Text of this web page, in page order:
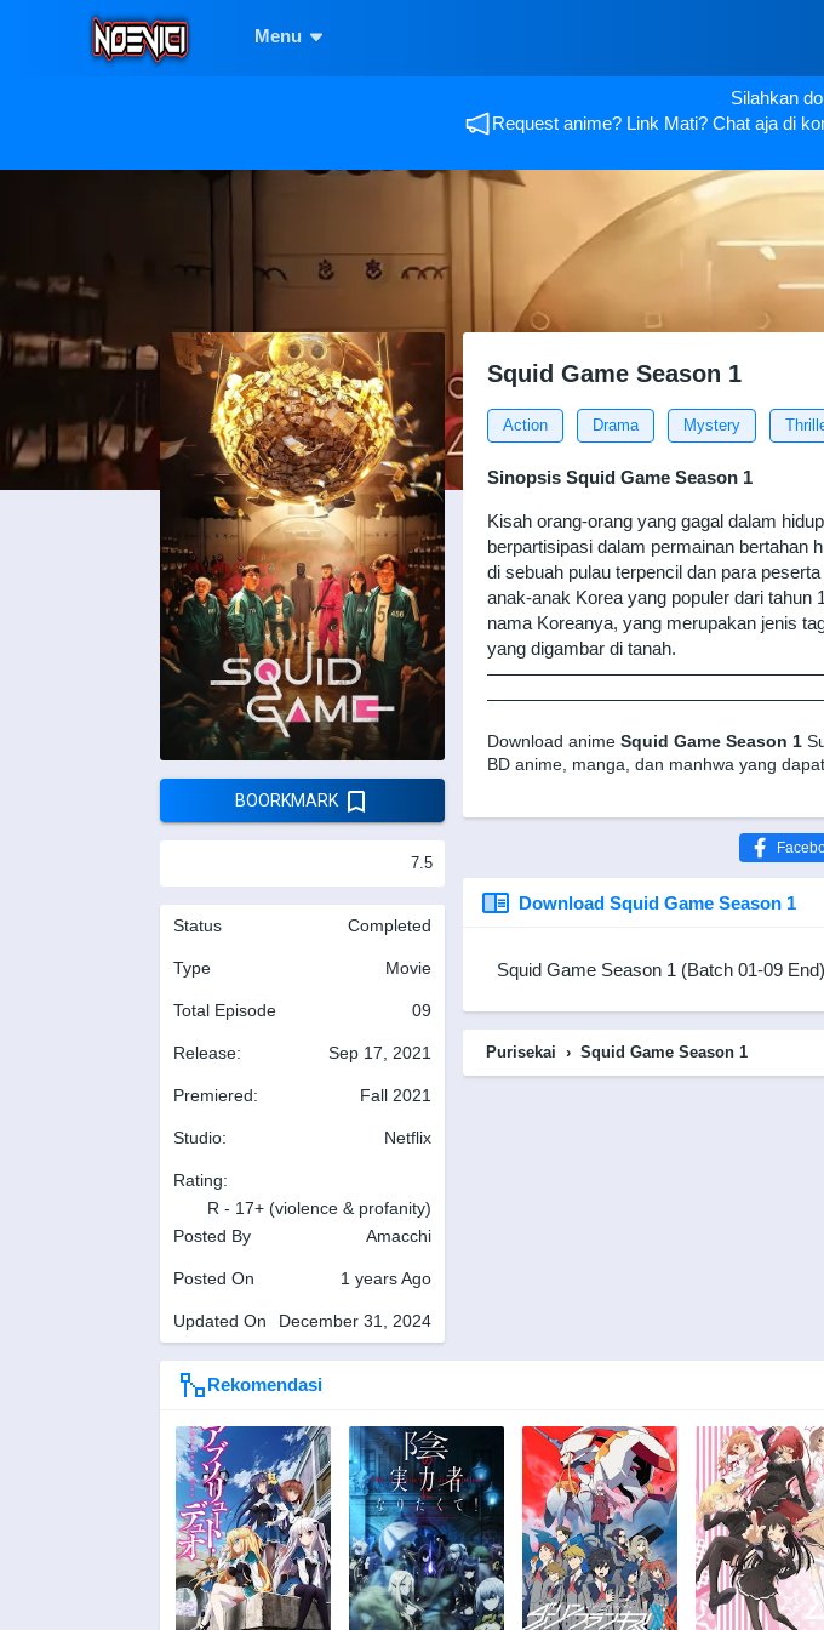
Menu
Silahkan
Request anime? Link Mati? Chat aja di
BOORKMARK
7.5
Status Completed
Type Movie
Total Episode 09
Release: Sep 17, 2021
Premiered: Fall 2021
Studio: Netflix
Rating:
R - 17+ (violence & profanity)
Posted By
Amacchi
Posted On 1 years Ago
Updated On December 31, 2024
Squid Game Season 1
Action Drama Mystery
Sinopsis Squid Game Season 1
Kisah orang-orang yang gagal dalam
berpartisipasi dalam permainan bertahan
di sebuah pulau terpencil dan para
anak-anak Korea yang populer dari tahun
nama Koreanya, yang merupakan jenis
yang digambar di tanah.
Download anime Squid Game Season 1
BD anime, manga, dan manhwa yang
Download Squid Game Season 1
Squid Game Season 1 (Batch 01-09
Purisekai › Squid Game Season 1
Rekomendasi